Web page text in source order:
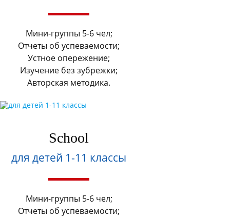
Мини-группы 5-6 чел;
Отчеты об успеваемости;
Устное опережение;
Изучение без зубрежки;
Авторская методика.
School
для детей 1-11 классы
Мини-группы 5-6 чел;
Отчеты об успеваемости;